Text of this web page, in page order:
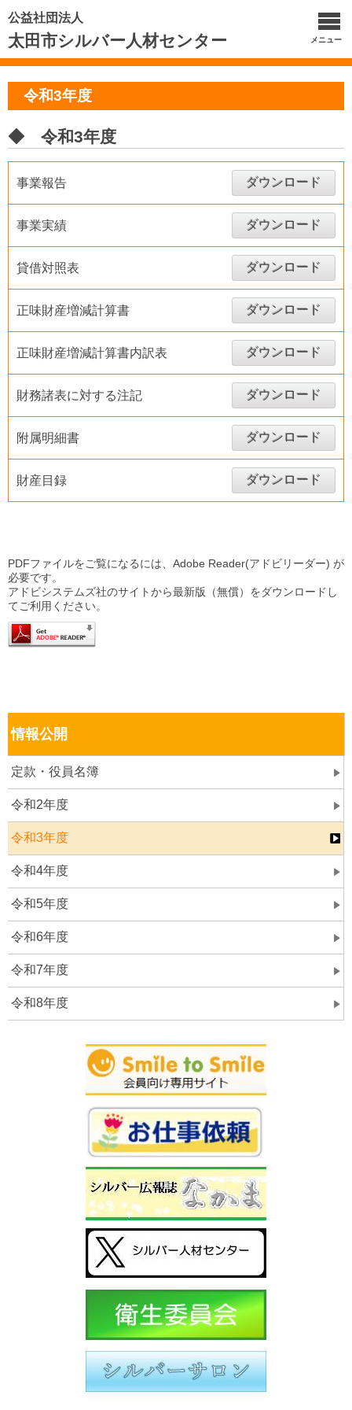
公益社団法人
太田市シルバー人材センター メニュー
令和3年度
◆ 令和3年度
事業報告 ダウンロード
事業実績 ダウンロード
貸借対照表 ダウンロード
正味財産増減計算書 ダウンロード
正味財産増減計算書内訳表 ダウンロード
財務諸表に対する注記 ダウンロード
附属明細書 ダウンロード
財産目録 ダウンロード
PDFファイルをご覧になるには、Adobe Reader(アドビリーダー) が
必要です。
アドビシステムズ社のサイトから最新版（無償）をダウンロードし
てご利用ください。
情報公開
定款・役員名簿
令和2年度
令和3年度
令和4年度
令和5年度
令和6年度
令和7年度
令和8年度